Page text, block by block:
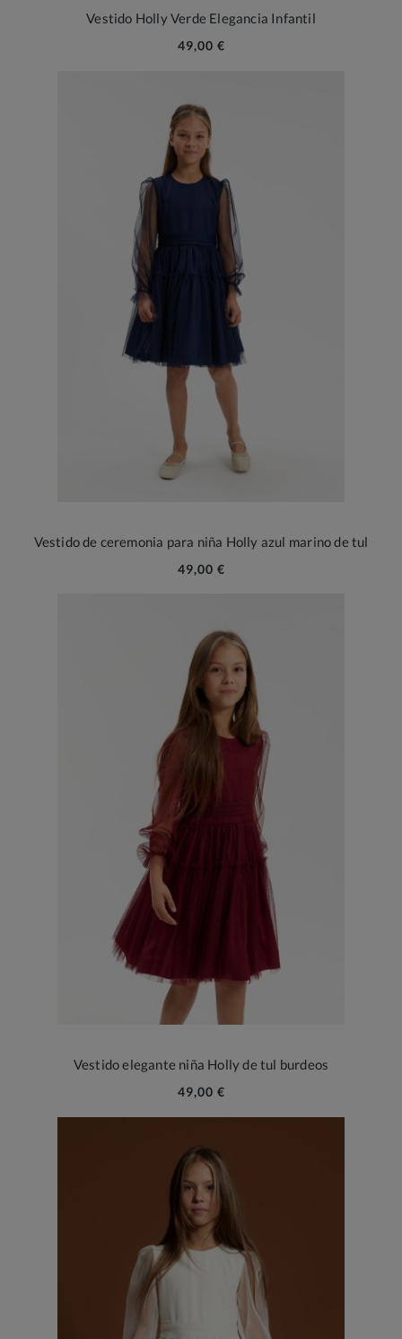
Vestido Holly Verde Elegancia Infantil
49,00 €
Vestido de ceremonia para niña Holly azul marino de tul
49,00 €
Vestido elegante niña Holly de tul burdeos
49,00 €